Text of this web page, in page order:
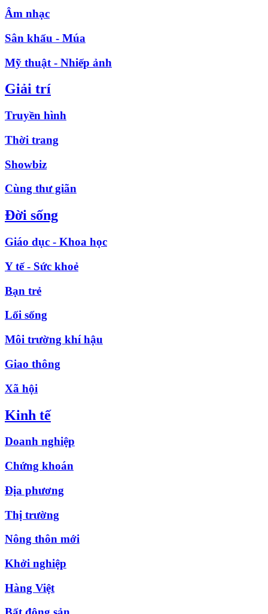
Âm nhạc
Sân khấu - Múa
Mỹ thuật - Nhiếp ảnh
Giải trí
Truyền hình
Thời trang
Showbiz
Cùng thư giãn
Đời sống
Giáo dục - Khoa học
Y tế - Sức khoẻ
Bạn trẻ
Lối sống
Môi trường khí hậu
Giao thông
Xã hội
Kinh tế
Doanh nghiệp
Chứng khoán
Địa phương
Thị trường
Nông thôn mới
Khởi nghiệp
Hàng Việt